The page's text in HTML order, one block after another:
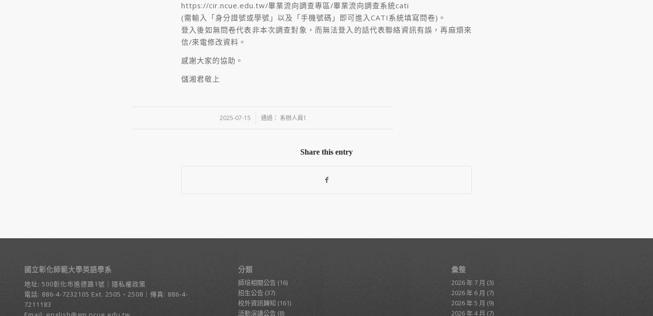
https://cir.ncue.edu.tw/畢業流向調查專區/畢業流向調查系統cati
(需輸入「身分證號或學號」以及「手機號碼」即可進入CATI系統填寫問卷)。
登入後如無問卷代表非本次調查對象，而無法登入的話代表聯絡資訊有誤，再麻煩來
信/來電修改資料。
感謝大家的協助。
儲湘君敬上
2025-07-15
/ 通過： 系辦人員1
Share this entry
國立彰化師範大學英語學系
地址: 500彰化市進德路1號
隱私權政策
電話: 886-4-7232105 Ext. 2505、2508｜傳真: 886-4-
7211183
分類
師培相關公告(16)
招生公告 (37)
校外資訊轉知 (161)
活動演講公告 (8)
彙整
2026 年 7 月 (3)
2026 年 6 月 (7)
2026 年 5 月 (9)
2026 年 4 月 (7)